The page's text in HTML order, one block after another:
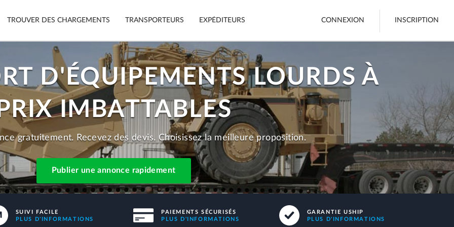
Suivi
Appli mobile
Sécurité
Garantie
Paiements sécurisés
Voitures
Motos
Meubles
Fret
Bateaux
Voir tout
Publier une annonce
TROUVER DES CHARGEMENTS TRANSPORTEURS EXPÉDITEURS CONNEXION INSCRIPTION
D'ÉQUIPEMENTS LOURDS À
IMBATTABLES
gratuitement. Recevez des devis. Choisissez la meilleure proposition.
Publier une annonce rapidement
SUIVI FACILE
PLUS D'INFORMATIONS
PAIEMENTS SÉCURISÉS
PLUS D'INFORMATIONS
GARANTIE USHIP
PLUS D'INFORMATIONS